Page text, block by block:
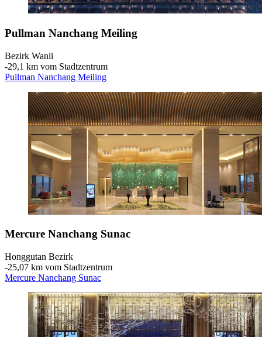
Pullman Nanchang Meiling
Bezirk Wanli
‐29,1 km vom Stadtzentrum
Pullman Nanchang Meiling
Mercure Nanchang Sunac
Honggutan Bezirk
‐25,07 km vom Stadtzentrum
Mercure Nanchang Sunac